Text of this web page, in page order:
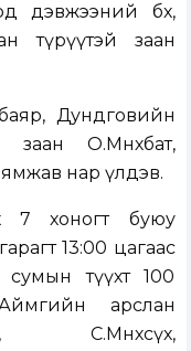
дэвжээний бөх,
түрүүтэй заан
Дундговийн
О.Мөнхбат,
нар үлдэв.
7 хоногт буюу
13:00 цагаас
сумын түүхт 100
арслан
С.Мөнхсүх,